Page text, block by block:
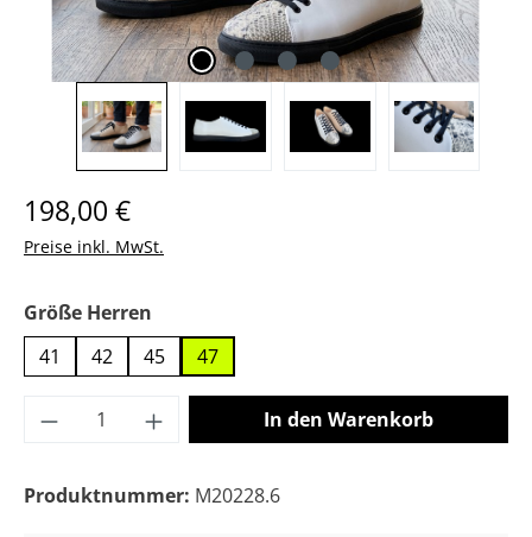
Regulärer Preis:
198,00 €
Preise inkl. MwSt.
Größe Herren
41
42 45 47
Produkt Anzahl: Gib den gewünschten
In den Warenkorb
Produktnummer: M20228.6